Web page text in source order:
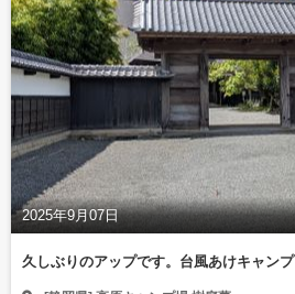
2025年9月07日
久しぶりのアップです。台風あけキャンプ